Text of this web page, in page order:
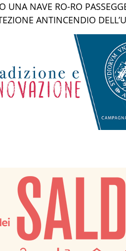
UNA NAVE RO-RO
ANTINCENDIO